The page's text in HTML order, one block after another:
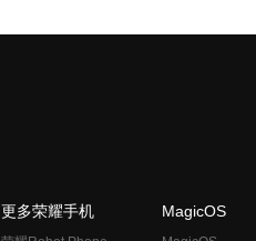
更多荣耀手机 MagicOS